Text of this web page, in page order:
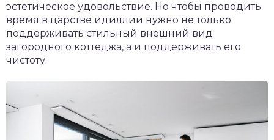
эстетическое удовольствие. Но чтобы проводить
время в царстве идиллии нужно не только
поддерживать стильный внешний вид
загородного коттеджа, а и поддерживать его
чистоту.